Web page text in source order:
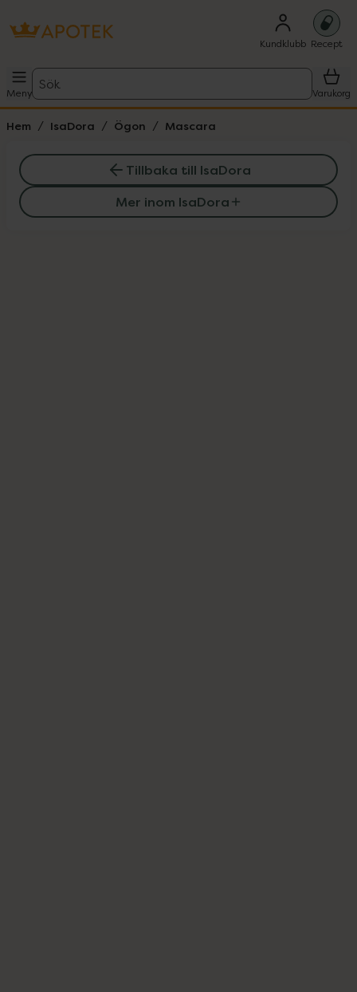
Kundklubb Recept
Meny
Sök
Varukorg
Hem IsaDora Ögon Mascara
Tillbaka till IsaDora
Mer inom IsaDora